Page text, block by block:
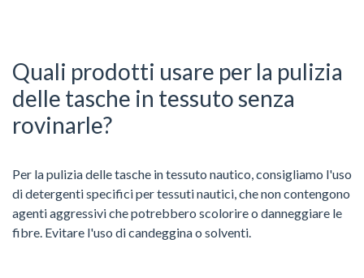
Quali prodotti usare per la pulizia
delle tasche in tessuto senza
rovinarle?
Per la pulizia delle tasche in tessuto nautico, consigliamo l'uso
di detergenti specifici per tessuti nautici, che non contengono
agenti aggressivi che potrebbero scolorire o danneggiare le
fibre. Evitare l'uso di candeggina o solventi.